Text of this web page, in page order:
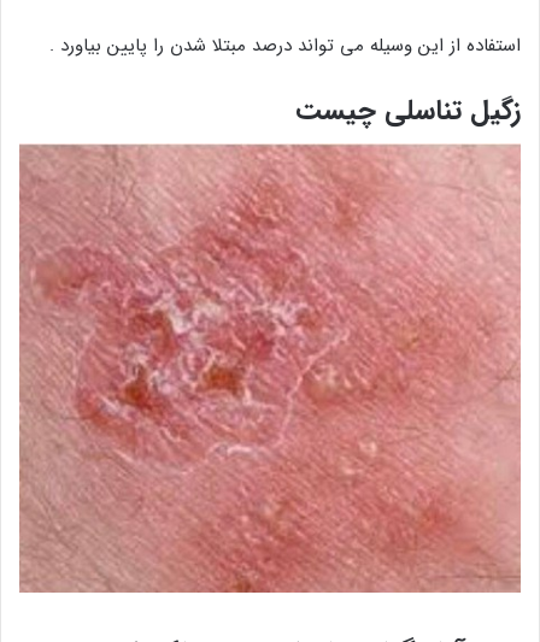
استفاده از این وسیله می تواند درصد مبتلا شدن را پایین بیاورد .
زگیل تناسلی چیست